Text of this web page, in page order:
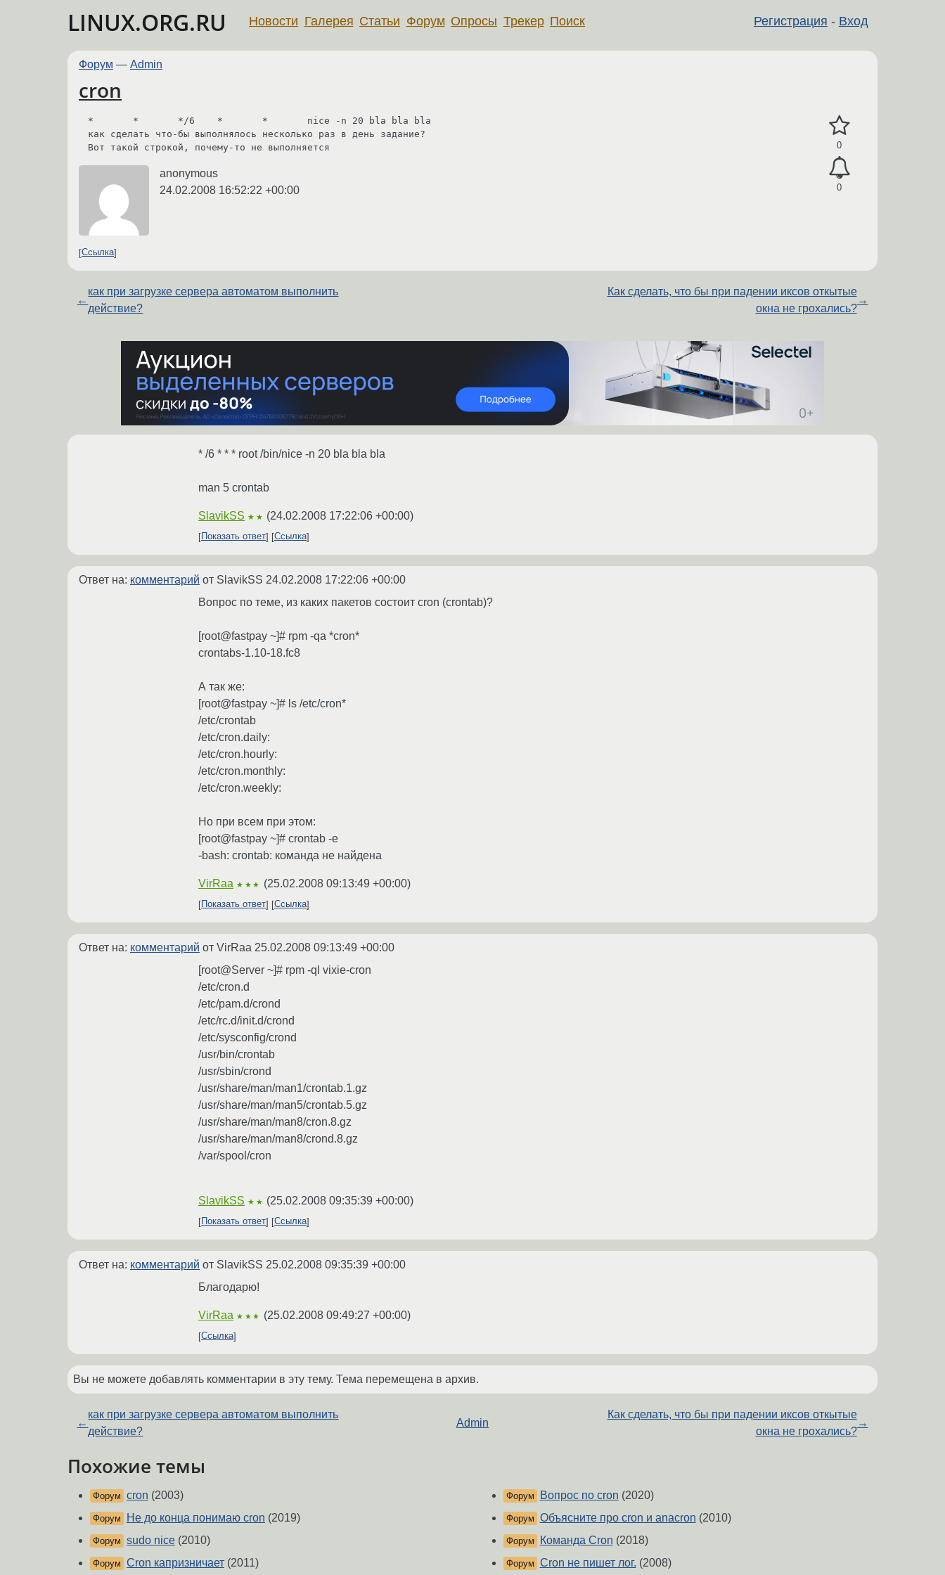
LINUX.ORG.RU Регистрация - Вход
Новости Галерея Статьи Форум Опросы Трекер Поиск
Форум — Admin
cron
0
0
*       *       */6    *       *       nice -n 20 bla bla bla
как сделать что-бы выполнялось несколько раз в день задание?
anonymous
24.02.2008 16:52:22 +00:00
Ссылка
←
как при загрузке сервера автоматом выполнить
действие?
Как сделать, что бы при падении иксов откытые
окна не грохались?
→
* /6 * * * root /bin/nice -n 20 bla bla bla
man 5 crontab
SlavikSS ★★ (24.02.2008 17:22:06 +00:00)
Показать ответ Ссылка
Ответ на: комментарий от SlavikSS 24.02.2008 17:22:06 +00:00
Вопрос по теме, из каких пакетов состоит cron (crontab)?
[root@fastpay ~]# rpm -qa *cron*
crontabs-1.10-18.fc8
А так же:
[root@fastpay ~]# ls /etc/cron*
/etc/crontab
/etc/cron.daily:
/etc/cron.hourly:
/etc/cron.monthly:
/etc/cron.weekly:
Но при всем при этом:
[root@fastpay ~]# crontab -e
-bash: crontab: команда не найдена
VirRaa ★★★ (25.02.2008 09:13:49 +00:00)
Показать ответ Ссылка
Ответ на: комментарий от VirRaa 25.02.2008 09:13:49 +00:00
[root@Server ~]# rpm -ql vixie-cron
/etc/cron.d
/etc/pam.d/crond
/etc/rc.d/init.d/crond
/etc/sysconfig/crond
/usr/bin/crontab
/usr/sbin/crond
/usr/share/man/man1/crontab.1.gz
/usr/share/man/man5/crontab.5.gz
/usr/share/man/man8/cron.8.gz
/usr/share/man/man8/crond.8.gz
/var/spool/cron
SlavikSS ★★ (25.02.2008 09:35:39 +00:00)
Показать ответ Ссылка
Ответ на: комментарий от SlavikSS 25.02.2008 09:35:39 +00:00
Благодарю!
VirRaa ★★★ (25.02.2008 09:49:27 +00:00)
Ссылка
Вы не можете добавлять комментарии в эту тему. Тема перемещена в архив.
←
как при загрузке сервера автоматом выполнить
действие?
Admin
Как сделать, что бы при падении иксов откытые
окна не грохались?
→
Похожие темы
Форум cron (2003)
Форум Не до конца понимаю cron (2019)
Форум sudo nice (2010)
Форум Cron капризничает (2011)
Форум Вопрос по cron (2020)
Форум Объясните про cron и anacron (2010)
Форум Команда Cron (2018)
Форум Cron не пишет лог. (2008)